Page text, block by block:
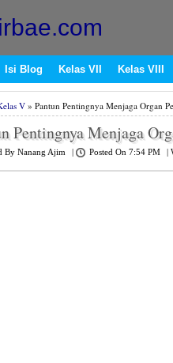
Isi Blog Kelas VII Kelas VIII
V» Pantun Pentingnya Menjaga Organ
Pentingnya Menjaga
By Nanang Ajim Posted On 7:54 PM